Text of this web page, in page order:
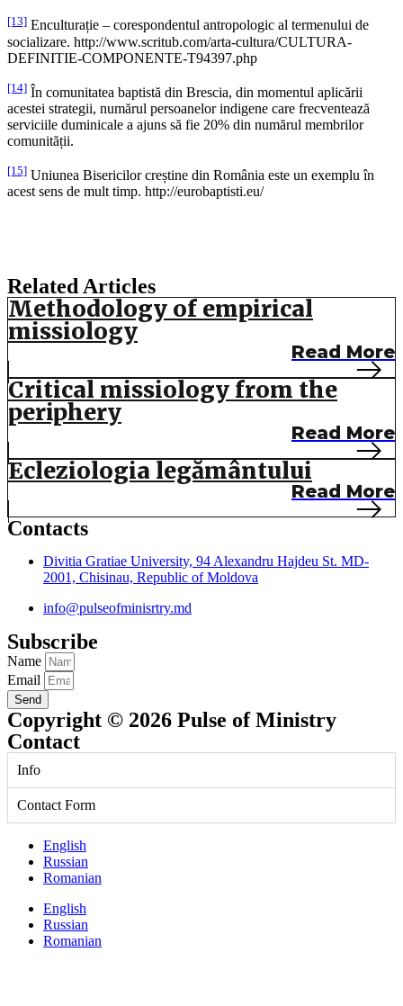
[13] Enculturație – corespondentul antropologic al termenului de
socializare. http://www.scritub.com/arta-cultura/CULTURA-
DEFINITIE-COMPONENTE-T94397.php
[14] În comunitatea baptistă din Brescia, din momentul aplicării
acestei strategii, numărul persoanelor indigene care frecventează
serviciile duminicale a ajuns să fie 20% din numărul membrilor
comunității.
[15] Uniunea Bisericilor creștine din România este un exemplu în
acest sens de mult timp. http://eurobaptisti.eu/
Related Articles
Methodology of empirical
missiology
Read More
Critical missiology from the
periphery
Read More
Ecleziologia legământului
Read More
Contacts
Divitia Gratiae University, 94 Alexandru Hajdeu St. MD-
2001, Chisinau, Republic of Moldova
info@pulseofminisrtry.md
Subscribe
Name
Email
Send
Copyright © 2026 Pulse of Ministry
Contact
Info
Contact Form
English
Russian
Romanian
English
Russian
Romanian